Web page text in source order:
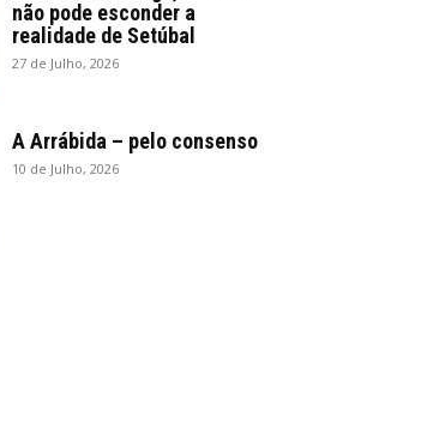
não pode esconder a
realidade de Setúbal
27 de Julho, 2026
A Arrábida – pelo consenso
10 de Julho, 2026